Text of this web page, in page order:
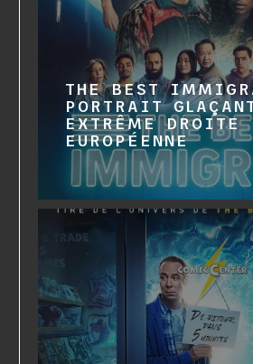
THE BEST
PORTRAIT
EXTRÊME DROITE
EUROPÉENNE